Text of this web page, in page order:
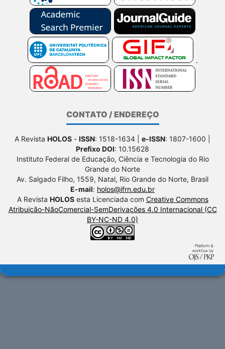
CONTATO / ENDEREÇO
A Revista HOLOS - ISSN: 1518-1634 | e-ISSN: 1807-1600 |
Prefixo DOI: 10.15628
Instituto Federal de Educação, Ciência e Tecnologia do Rio
Grande do Norte
Av. Salgado Filho, 1559, Natal, Rio Grande do Norte, Brasil
E-mail: holos@ifrn.edu.br
A Revista HOLOSesta Licenciada com Creative Commons
Atribuição-NãoComercial-SemDerivações 4.0 Internacional (CC
BY-NC-ND 4.0)